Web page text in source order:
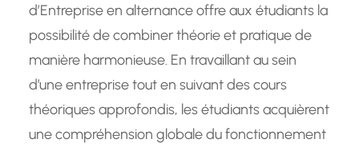
d’Entreprise en alternance offre aux étudiants la
possibilité de combiner théorie et pratique de
manière harmonieuse. En travaillant au sein
d’une entreprise tout en suivant des cours
théoriques approfondis, les étudiants acquièrent
une compréhension globale du fonctionnement